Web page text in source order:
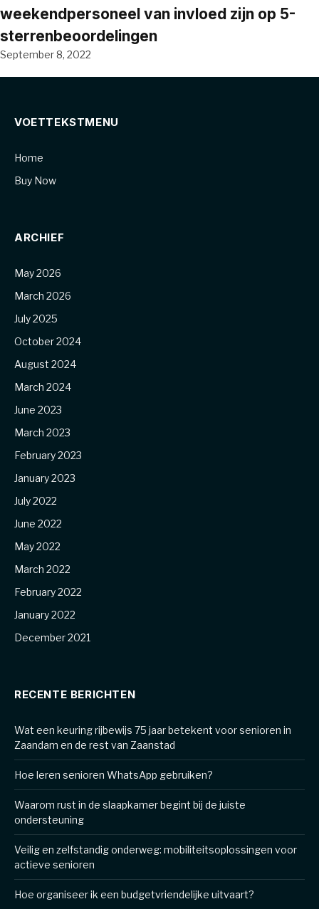
weekendpersoneel van invloed zijn op 5-
sterrenbeoordelingen
September 8, 2022
VOETTEKSTMENU
Home
Buy Now
ARCHIEF
May 2026
March 2026
July 2025
October 2024
August 2024
March 2024
June 2023
March 2023
February 2023
January 2023
July 2022
June 2022
May 2022
March 2022
February 2022
January 2022
December 2021
RECENTE BERICHTEN
Wat een keuring rijbewijs 75 jaar betekent voor senioren in
Zaandam en de rest van Zaanstad
Hoe leren senioren WhatsApp gebruiken?
Waarom rust in de slaapkamer begint bij de juiste
ondersteuning
Veilig en zelfstandig onderweg: mobiliteitsoplossingen voor
actieve senioren
Hoe organiseer ik een budgetvriendelijke uitvaart?